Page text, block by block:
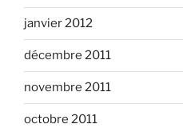
janvier 2012
décembre 2011
novembre 2011
octobre 2011